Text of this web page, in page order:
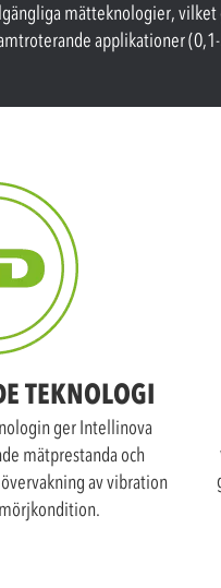
mätteknologier,
applikationer
TEKNOLOGI
ger Intellinova
mätprestanda och
av vibration